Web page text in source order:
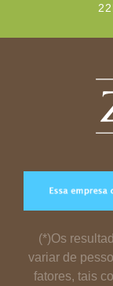
(*)Os
variar de
fatores, tais